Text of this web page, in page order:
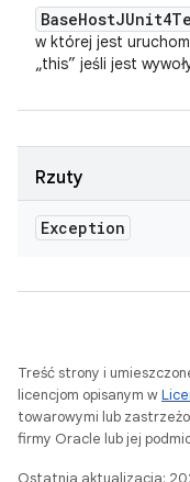
BaseHost
w której jest
„this” jeśli jest
Rzuty
Exception
Treść strony i
licencjom opisanym w
towarowymi lub
firmy Oracle lub jej
Ostatnia aktualizacja: